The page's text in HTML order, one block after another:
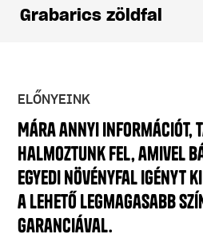
Grabarics zöldfal
ELŐNYEINK
Mára annyi információt,
halmoztunk fel, amivel
egyedi növényfal igényt
a lehető legmagasabb
garanciával.